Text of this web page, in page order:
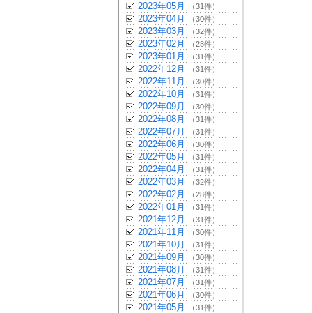
2023年05月 （31件）
2023年04月 （30件）
2023年03月 （32件）
2023年02月 （28件）
2023年01月 （31件）
2022年12月 （31件）
2022年11月 （30件）
2022年10月 （31件）
2022年09月 （30件）
2022年08月 （31件）
2022年07月 （31件）
2022年06月 （30件）
2022年05月 （31件）
2022年04月 （31件）
2022年03月 （32件）
2022年02月 （28件）
2022年01月 （31件）
2021年12月 （31件）
2021年11月 （30件）
2021年10月 （31件）
2021年09月 （30件）
2021年08月 （31件）
2021年07月 （31件）
2021年06月 （30件）
2021年05月 （31件）